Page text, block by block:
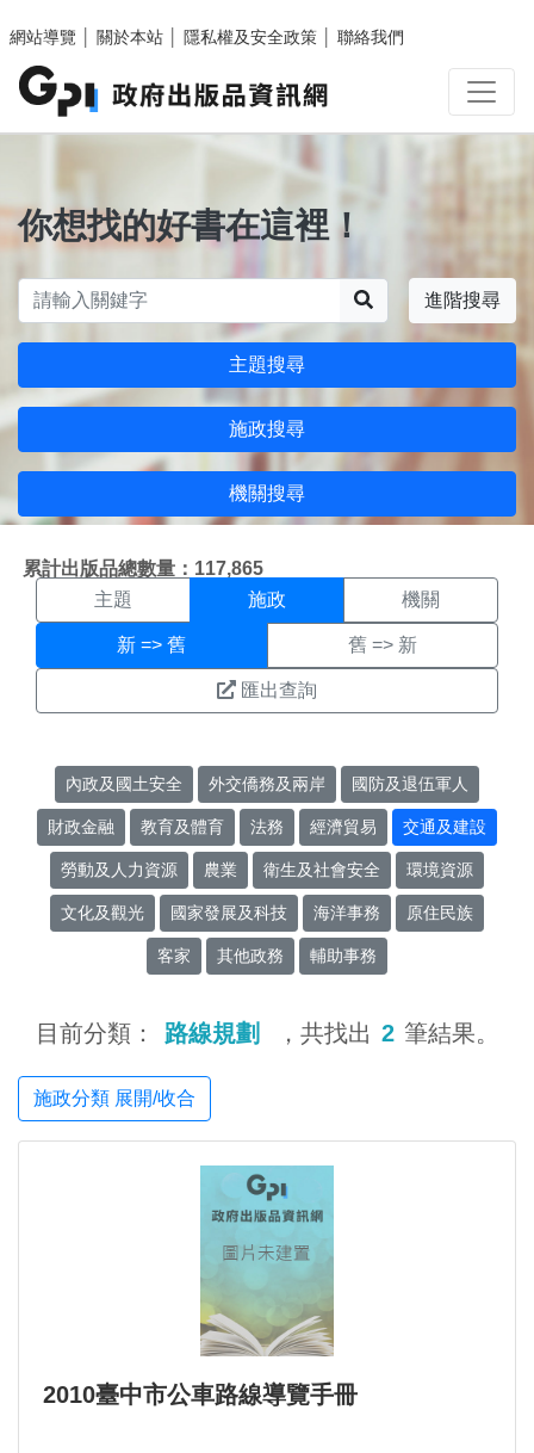
網站導覽
關於本站 隱私權及安全政策 聯絡我們
你想找的好書在這裡！
進階搜尋
主題搜尋
施政搜尋
機關搜尋
累計出版品總數量：117,865
施政搜尋結果頁面
主題 施政 機關
新 => 舊 舊 => 新
匯出查詢
內政及國土安全 外交僑務及兩岸 國防及退伍軍人
財政金融 教育及體育 法務 經濟貿易 交通及建設
勞動及人力資源 農業 衛生及社會安全 環境資源
文化及觀光 國家發展及科技 海洋事務 原住民族
客家 其他政務 輔助事務
目前分類： 路線規劃 ，共找出 2 筆結果。
施政分類 展開/收合
2010臺中市公車路線導覽手冊